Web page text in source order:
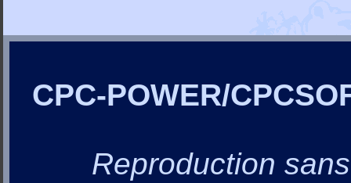
CPC-POWER/
Reproduction